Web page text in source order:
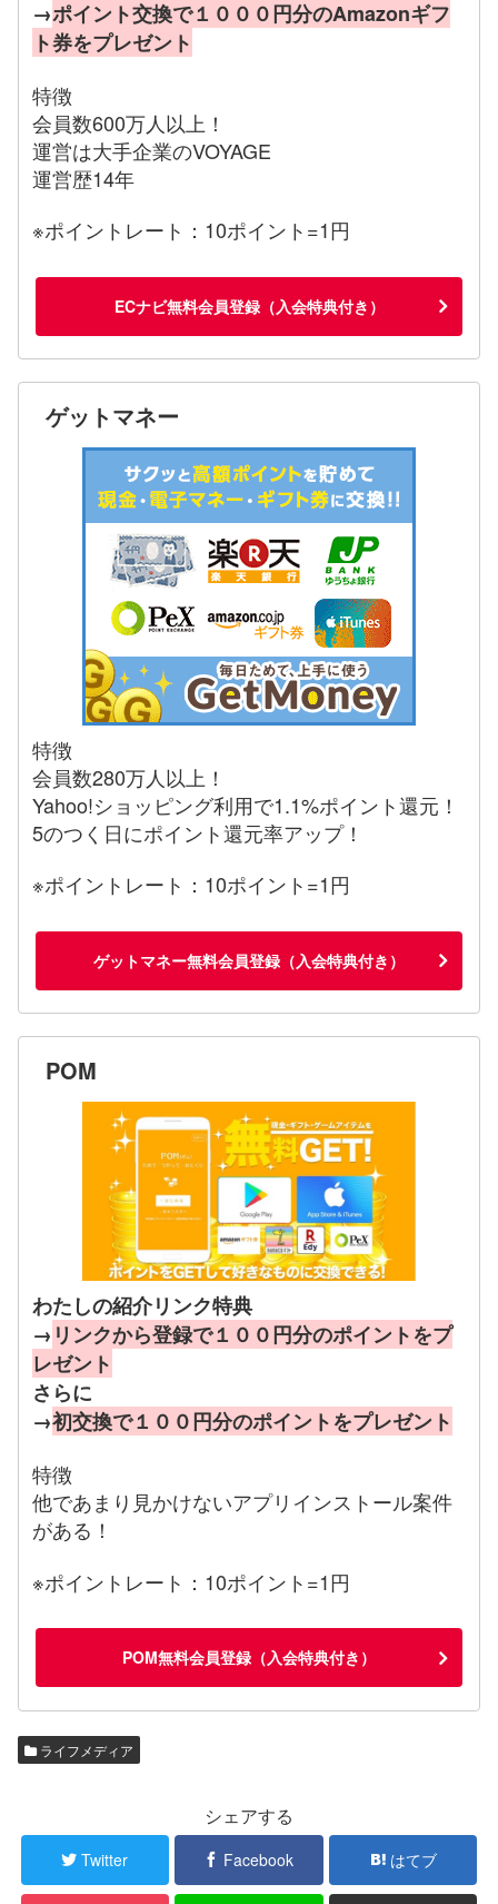
→ポイント交換で１０００円分のAmazonギフ
ト券をプレゼント
特徴
会員数600万人以上！
運営は大手企業のVOYAGE
運営歴14年
※ポイントレート：10ポイント=1円
ECナビ無料会員登録（入会特典付き）
ゲットマネー
特徴
会員数280万人以上！
Yahoo!ショッピング利用で1.1%ポイント還元！
5のつく日にポイント還元率アップ！
※ポイントレート：10ポイント=1円
ゲットマネー無料会員登録（入会特典付き）
POM
わたしの紹介リンク特典
→ リンクから登録で１００円分のポイントをプ
レゼント
さらに
→初交換で１００円分のポイントをプレゼント
特徴
他であまり見かけないアプリインストール案件
がある！
※ポイントレート：10ポイント=1円
POM無料会員登録（入会特典付き）
ライフメディア
シェアする
Twitter Facebook はてブ